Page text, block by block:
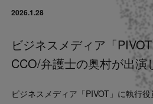
Service
News
2026.1.28
ビジネスメディア「
CCO/弁護士の奥村が出演
ビジネスメディア「PIVOT」に執行